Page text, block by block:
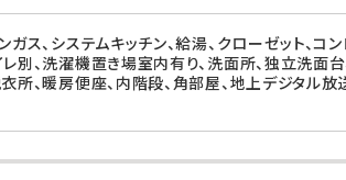
ス、システムキッチン、給湯、クローゼット、コ
別、洗濯機置き場室内有り、洗面所、独立洗面台
衣所、暖房便座、内階段、角部屋、地上デジタル放